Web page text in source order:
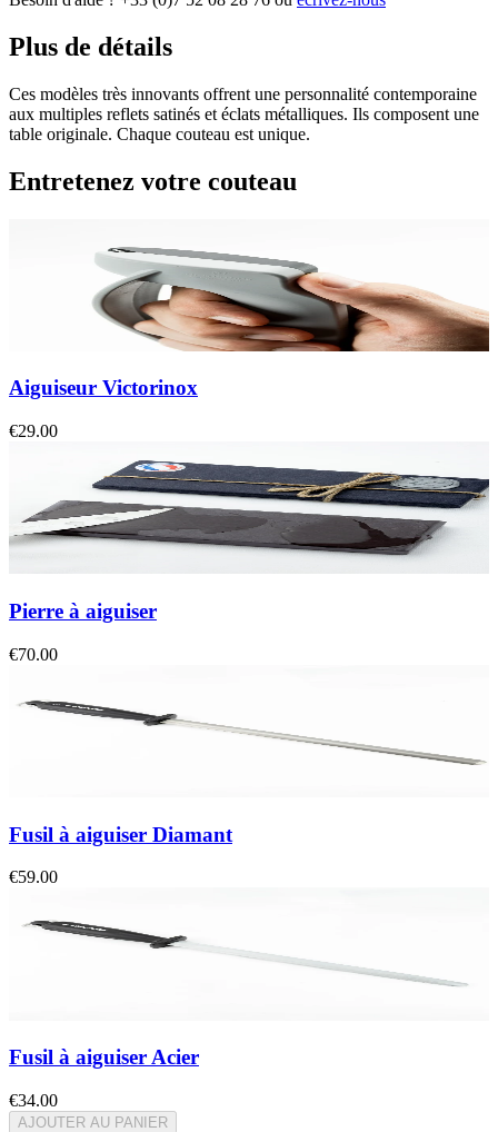
Plus de détails
Ces modèles très innovants offrent une personnalité contemporaine
aux multiples reflets satinés et éclats métalliques. Ils composent une
table originale. Chaque couteau est unique.
Entretenez votre couteau
Aiguiseur Victorinox
€29.00
Pierre à aiguiser
€70.00
Fusil à aiguiser Diamant
€59.00
Fusil à aiguiser Acier
€34.00
AJOUTER AU PANIER